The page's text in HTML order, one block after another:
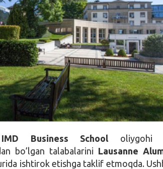
IMD Business School oliygohi
bo’lgan talabalarini Lausanne
ishtirok etishga taklif etmoqda.